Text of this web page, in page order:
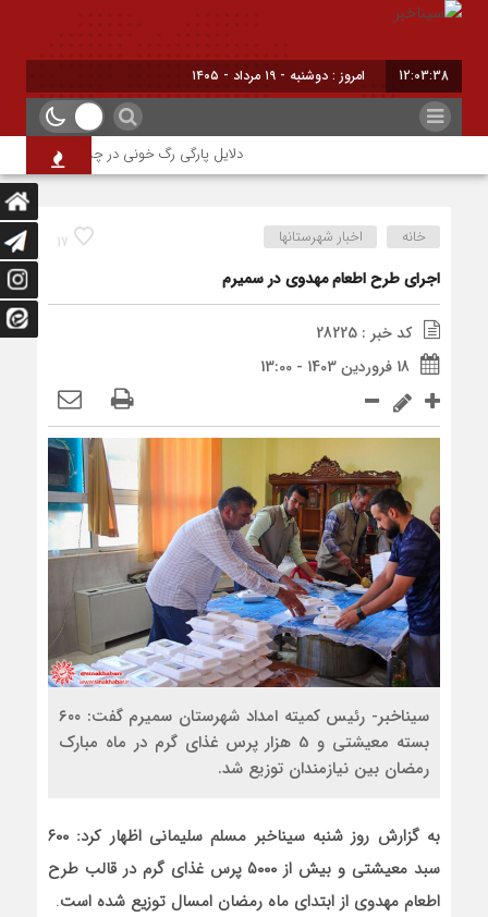
12:03:38 امروز : دوشنبه - ۱۹ مرداد - ۱۴۰۵
دلایل پارگی رگ خونی در چشم/ چه موقع
17 خانه اخبار شهرستانها
اجرای طرح اطعام مهدوی در سمیرم
کد خبر : 28225
18 فروردین 1403 - 13:00
سیناخبر- رئیس کمیته امداد شهرستان سمیرم گفت: ۶۰۰
بسته معیشتی و 5 هزار پرس غذای گرم در ماه مبارک
رمضان بین نیازمندان توزیع شد.
به گزارش روز شنبه سیناخبر مسلم سلیمانی اظهار کرد: ۶۰۰
سبد معیشتی و بیش از ۵۰۰۰ پرس غذای گرم در قالب طرح
اطعام مهدوی از ابتدای ماه رمضان امسال توزیع شده است.